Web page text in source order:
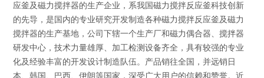
应釜及磁力搅拌器的生产企业，系我国磁力搅拌反应釜科技创新
的先导，是国内的专业研究开发制造各种磁力搅拌反应釜及磁力
搅拌器的生产基地，公司下辖一个生产厂和磁力偶合器、搅拌器
研发中心，技术力量雄厚、加工检测设备齐全，具有较强的专业
化及经验丰富的开发设计制造队伍。产品销往全国，并远销日
本、韩国、巴西、伊朗等国家，深受广大用户的信赖和赞誉。近